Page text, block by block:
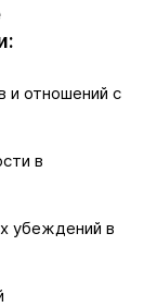
и отношений с
в
убеждений в